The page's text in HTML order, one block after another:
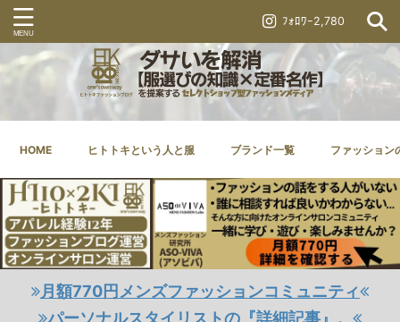
ﾌｫﾛﾜｰ2,780
HOME ヒトトキという人と服 ブランド一覧 ファッション
月額770円メンズファッションコミュニティ
パーソナルスタイリストの『詳細記事』。